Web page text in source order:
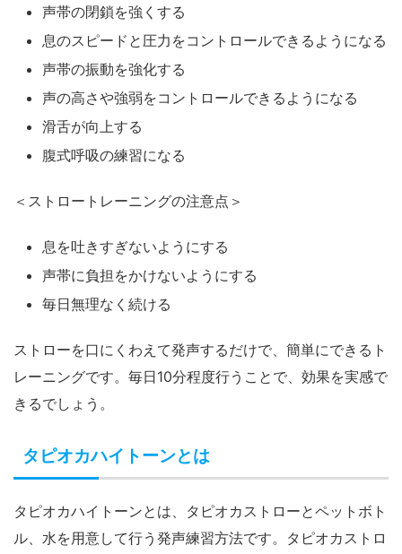
声帯の閉鎖を強くする
息のスピードと圧力をコントロールできるようになる
声帯の振動を強化する
声の高さや強弱をコントロールできるようになる
滑舌が向上する
腹式呼吸の練習になる
＜ストロートレーニングの注意点＞
息を吐きすぎないようにする
声帯に負担をかけないようにする
毎日無理なく続ける
ストローを口にくわえて発声するだけで、簡単にできるト
レーニングです。毎日10分程度行うことで、効果を実感で
きるでしょう。
タピオカハイトーンとは
タピオカハイトーンとは、タピオカストローとペットボト
ル、水を用意して行う発声練習方法です。タピオカストロ